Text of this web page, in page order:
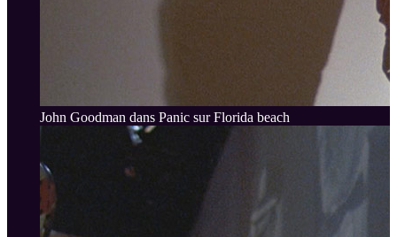
John Goodman dans Panic sur Florida beach